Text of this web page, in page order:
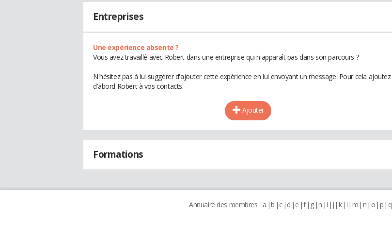
Entreprises
Une expérience absente ?
Vous avez travaillé avec Robert dans une entreprise qui n'apparaît pas dans son parcours ?
N'hésitez pas à lui suggérer d'ajouter cette expérience en lui envoyant un message. Pour cela ajoutez
d'abord Robert à vos contacts.
Ajouter
Formations
Annuaire des membres : a b c d e f g h i j k l m n o p q